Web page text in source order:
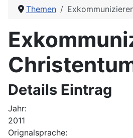
Themen
Details Eintrag
Jahr:
2011
Orignalsprache: